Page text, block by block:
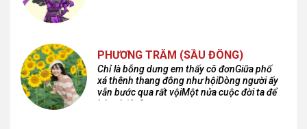
PHƯƠNG TRÂM (SẦU ĐÔNG)
Chỉ là bỗng dưng em thấy cô đơnGiữa phố
xá thênh thang đông như hộiDòng người ấy
vẫn bước qua rất vộiMột nửa cuộc đời ta để
lại nơi đâu?